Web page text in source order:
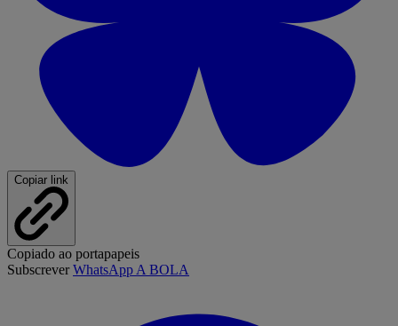
Copiar link
Copiado ao portapapeis
SubscreverWhatsApp A BOLA